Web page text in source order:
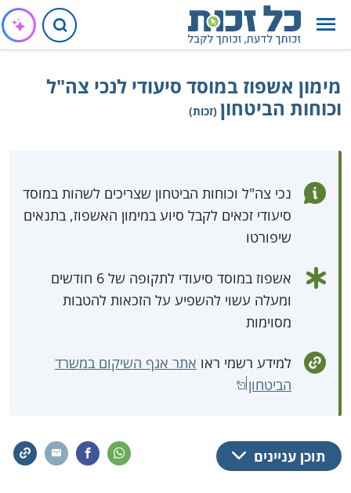
מימון אשפוז במוסד סיעודי לנכי צה"ל
וכוחות הביטחון (זכות)
נכי צה"ל וכוחות הביטחון שצריכים לשהות במוסד
סיעודי זכאים לקבל סיוע במימון האשפוז, בתנאים
שיפורטו
אשפוז במוסד סיעודי לתקופה של 6 חודשים
ומעלה עשוי להשפיע על הזכאות להטבות
מסוימות
למידע רשמי ראו אתר אגף השיקום במשרד
הביטחון
תוכן עניינים